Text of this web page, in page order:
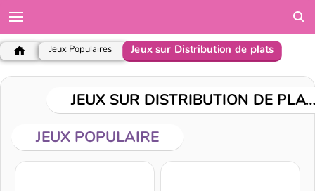
Jeux Populaires Jeux sur Distribution de plats
JEUX SUR
JEUX POPULAIRE